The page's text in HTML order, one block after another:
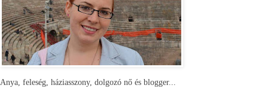
Anya, feleség, háziasszony, dolgozó nő és blogger...